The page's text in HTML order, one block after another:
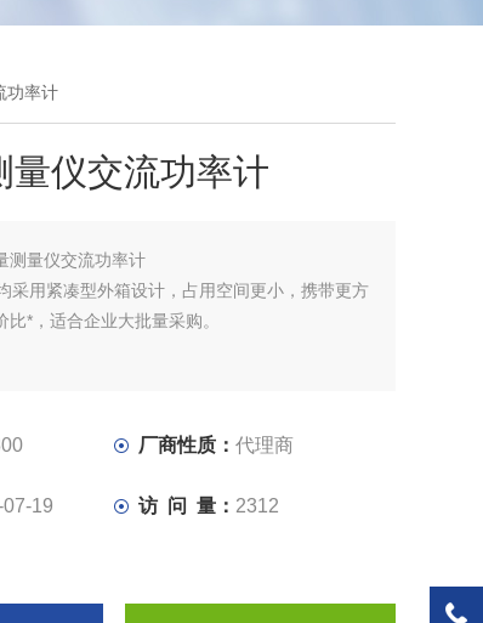
功率计
量仪交流功率计
测量仪交流功率计
采用紧凑型外箱设计，占用空间更小，携带更方
*，适合企业大批量采购。
厂商性质：代理商
19 访 问 量： 2312